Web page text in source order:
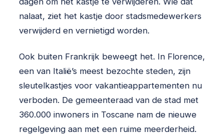
nalaat, ziet het kastje door stadsmedewerkers
verwijderd en vernietigd worden.
Ook buiten Frankrijk beweegt het. In Florence,
een van Italië’s meest bezochte steden, zijn
sleutelkastjes voor vakantieappartementen nu
verboden. De gemeenteraad van de stad met
360.000 inwoners in Toscane nam de nieuwe
regelgeving aan met een ruime meerderheid.